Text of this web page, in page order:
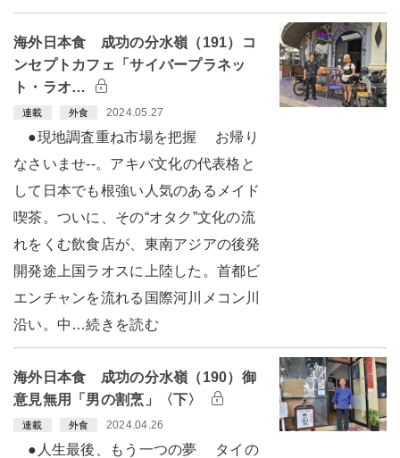
海外日本食 成功の分水嶺（191）コ
ンセプトカフェ「サイバープラネッ
ト・ラオ…
連載 外食 2024.05.27
●現地調査重ね市場を把握 お帰り
なさいませ--。アキバ文化の代表格と
して日本でも根強い人気のあるメイド
喫茶。ついに、その“オタク”文化の流
れをくむ飲食店が、東南アジアの後発
開発途上国ラオスに上陸した。首都ビ
エンチャンを流れる国際河川メコン川
沿い。中…続きを読む
海外日本食 成功の分水嶺（190）御
意見無用「男の割烹」〈下〉
連載 外食 2024.04.26
●人生最後、もう一つの夢 タイの